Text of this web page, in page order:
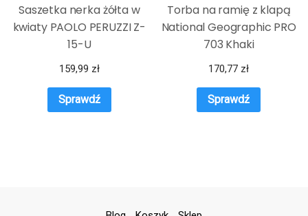
Saszetka nerka żółta w
kwiaty PAOLO PERUZZI Z-
15-U
159,99 zł
Sprawdź
Torba na ramię z klapą
National Geographic PRO
703 Khaki
170,77 zł
Sprawdź